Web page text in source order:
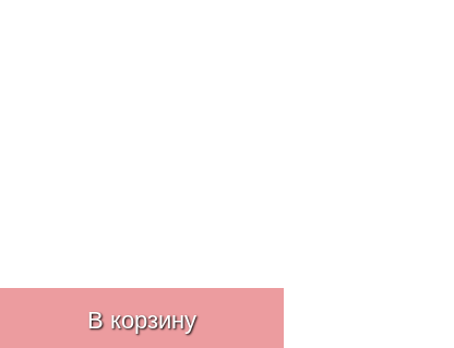
В корзину